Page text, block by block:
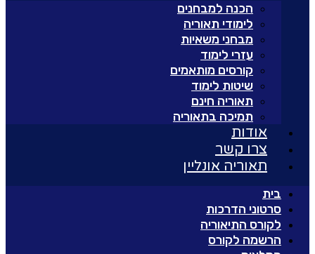
הכנה למבחנים
לימודי תאוריה
מבחני משאיות
עזרי לימוד
קורסים מותאמים
שיטות לימוד
תאוריה חינם
תמיכה בתאוריה
אודות
צרו קשר
תאוריה אונליין
בית
סרטוני הדרכות
לקורס התיאוריה
הרשמה לקורס